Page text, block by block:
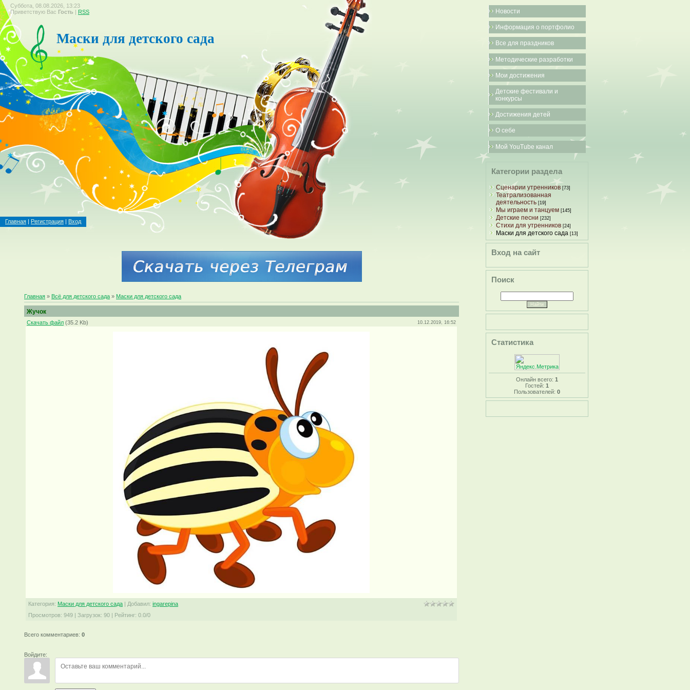
Суббота, 08.08.2026, 13:23
Приветствую Вас Гость | RSS
Маски для детского сада
Главная | Регистрация | Вход
Главная » Всё для детского сада » Маски для детского сада
Жучок
Скачать файл (35.2 Kb) 10.12.2019, 16:52
Категория: Маски для детского сада | Добавил: ingarepina
Просмотров: 949 |Загрузок: 90 | Рейтинг: 0.0/0
Всего комментариев:0
Войдите:
Новости
Информация о портфолио
Все для праздников
Методические разработки
Мои достижения
Детские фестивали и
конкурсы
Достижения детей
О себе
Мой YouTube канал
Категории раздела
Сценарии утренников [73]
Театрализованная
деятельность [19]
Мы играем и танцуем [145]
Детские песни [232]
Стихи для утренников [24]
Маски для детского сада [13]
Вход на сайт
Поиск
Статистика
Онлайн всего: 1
Гостей: 1
Пользователей: 0